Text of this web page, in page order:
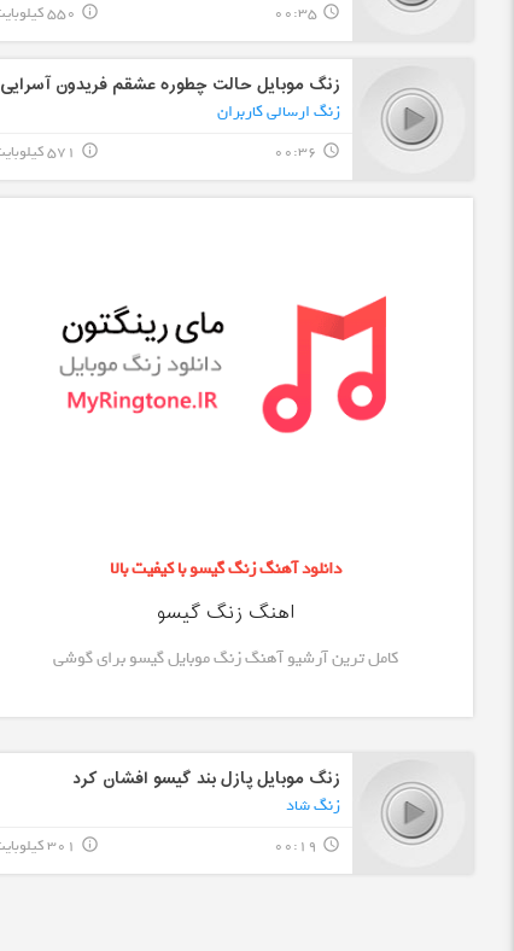
query_builder
00:35 550 کیلوبایت info_outline
زنگ موبایل حالت چطوره عشقم فریدون آسرایی
زنگ ارسالی کاربران
query_builder
00:36 571 کیلوبایت info_outline
دانلود آهنگ زنگ گیسو با کیفیت بالا
اهنگ زنگ گیسو
کامل ترین آرشیو آهنگ زنگ موبایل گیسو برای گوشی
زنگ موبایل پازل بند گیسو افشان کرد
زنگ شاد
query_builder
00:19 301 کیلوبایت info_outline